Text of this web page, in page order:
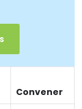
Convener